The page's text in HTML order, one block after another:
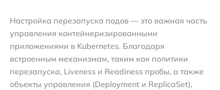
Настройка перезапуска подов — это важная часть
управления контейнеризированными
приложениями в Kubernetes. Благодаря
встроенным механизмам, таким как политики
перезапуска, Liveness и Readiness пробы, а также
объекты управления (Deployment и ReplicaSet),